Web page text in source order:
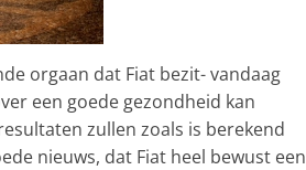
orgaan dat Fiat bezit- vandaag
een goede gezondheid kan
zullen zoals is berekend
nieuws, dat Fiat heel bewust een